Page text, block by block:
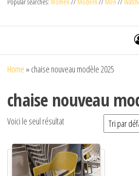
Home » chaise nouveau modèle 2025
chaise nouveau
Voici le seul résultat